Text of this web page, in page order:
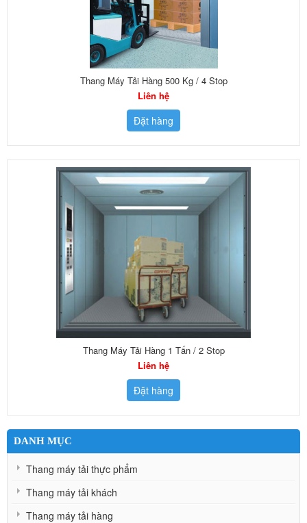
Thang Máy Tải Hàng 500 Kg / 4 Stop
Liên hệ
Đặt hàng
Thang Máy Tải Hàng 1 Tấn / 2 Stop
Liên hệ
Đặt hàng
DANH MỤC
Thang máy tải thực phẩm
Thang máy tải khách
Thang máy tải hàng